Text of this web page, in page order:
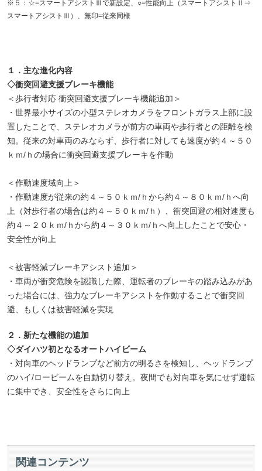
※５：☆=スマートアシストⅢで新設定、○=性能向上（スマートアシストⅡ⇒
スマートアシストⅢ）、無印=従来同様
１．主な進化内容
◇衝突回避支援ブレーキ機能
＜歩行者対応 衝突回避支援ブレーキ機能追加＞
・世界最小サイズの小型ステレオカメラをフロントガラス上部に設
置したことで、ステレオカメラが前方の車両や歩行者との距離を検
知。従来の対車両のみならず、歩行者に対しても速度が約４～５０
ｋｍ/ｈの場合に衝突回避支援ブレーキを作動
＜作動速度域向上＞
・作動速度が従来の約４～５０ｋｍ/ｈから約４～８０ｋｍ/ｈへ向
上（対歩行者の場合は約４～５０ｋｍ/ｈ）、衝突回避の相対速度も
約４～２０ｋｍ/ｈから約４～３０ｋｍ/ｈへ向上したことで安心・
安全性が向上
＜被害軽減ブレーキアシスト追加＞
・車両が衝突危険を認識した際、運転者のブレーキの踏み込みがあ
った場合には、強力なブレーキアシストを作動することで衝突回
避、もしくは被害軽減を実現
２．新たな機能の追加
◇ダイハツ初となるオートハイビーム
・対向車のヘッドランプなど前方の明るさを検知し、ヘッドランプ
のハイ/ロービームを自動切り替え。夜間でも対向車を気にせず運転
に集中でき、安全性をさらに向上
関連コンテンツ